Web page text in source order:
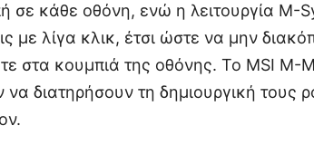
κάθε οθόνη, ενώ η λειτουργία M-
με λίγα κλικ, έτσι ώστε να μην
στα κουμπιά της οθόνης. Το MSI M-
διατηρήσουν τη δημιουργική τους